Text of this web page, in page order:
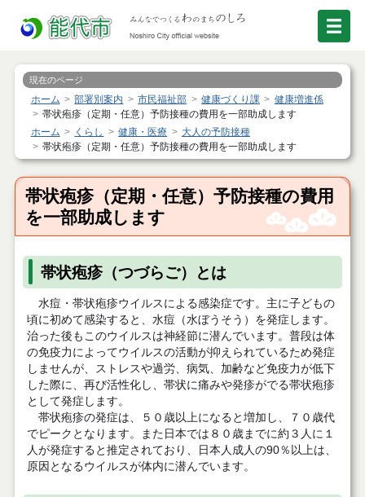
現在のページ
ホーム 部署別案内 市民福祉部 健康づくり課
健康増進係
帯状疱疹（定期・任意）予防接種の費用を一部助成します
ホーム
くらし 健康・医療
大人の予防接種
帯状疱疹（定期・任意）予防接種の費用を一部助成します
帯状疱疹（定期・任意）予防接種の費用
を一部助成します
帯状疱疹（つづらご）とは
水痘・帯状疱疹ウイルスによる感染症です。主に子どもの
頃に初めて感染すると、水痘（水ぼうそう）を発症します。
治った後もこのウイルスは神経節に潜んでいます。普段は体
の免疫力によってウイルスの活動が抑えられているため発症
しませんが、ストレスや過労、病気、加齢など免疫力が低下
した際に、再び活性化し、帯状に痛みや発疹がでる帯状疱疹
として発症します。
帯状疱疹の発症は、５０歳以上になると増加し、７０歳代
でピークとなります。また日本では８０歳までに約３人に１
人が発症すると推定されており、日本人成人の90％以上は、
原因となるウイルスが体内に潜んでいます。